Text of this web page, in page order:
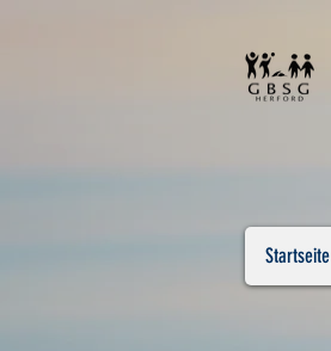
Startseite